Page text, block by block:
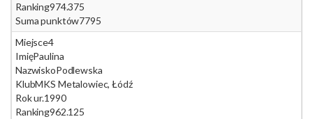
Ranking974.375
Suma punktów7795
Miejsce4
ImięPaulina
NazwiskoPodlewska
KlubMKS Metalowiec, Łódź
Rok ur.1990
Ranking962.125